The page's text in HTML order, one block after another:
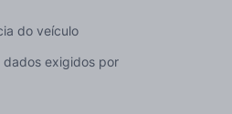
do veículo
dados exigidos por